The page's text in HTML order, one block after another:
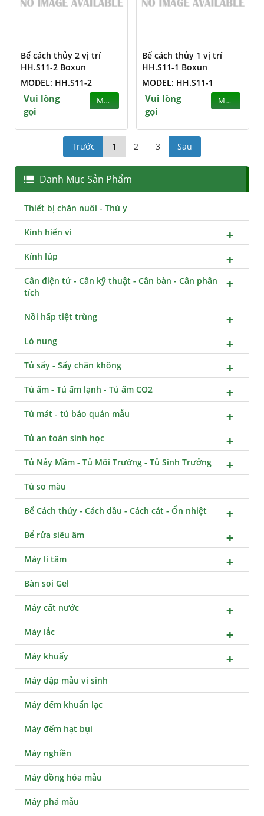
Bể cách thủy 2 vị trí
HH.S11-2 Boxun
MODEL: HH.S11-2
Vui lòng
gọi
MUA
Bể cách thủy 1 vị trí
HH.S11-1 Boxun
MODEL: HH.S11-1
Vui lòng
gọi
MUA
Trước 1 2 3 Sau
Danh Mục Sản Phẩm
Thiết bị chăn nuôi - Thú y
Kính hiển vi
Kính lúp
Cân điện tử - Cân kỹ thuật - Cân bàn - Cân phân
tích
Nồi hấp tiệt trùng
Lò nung
Tủ sấy - Sấy chân không
Tủ ấm - Tủ ấm lạnh - Tủ ấm CO2
Tủ mát - tủ bảo quản mẫu
Tủ an toàn sinh học
Tủ Nảy Mầm - Tủ Môi Trường - Tủ Sinh Trưởng
Tủ so màu
Bể Cách thủy - Cách dầu - Cách cát - Ổn nhiệt
Bể rửa siêu âm
Máy li tâm
Bàn soi Gel
Máy cất nước
Máy lắc
Máy khuấy
Máy dập mẫu vi sinh
Máy đếm khuẩn lạc
Máy đếm hạt bụi
Máy nghiền
Máy đồng hóa mẫu
Máy phá mẫu